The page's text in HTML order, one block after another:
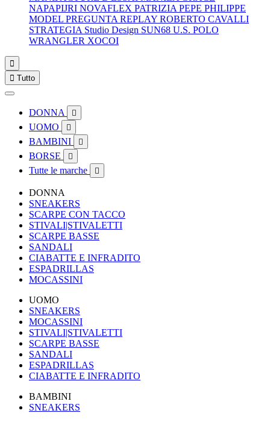
NAPAPIJRI NOVAFLEX PATRIZIA PEPE PHILIPPE
MODEL PREGUNTA REPLAY ROBERTO CAVALLI
STRATEGIA Studio Design SUN68 U.S. POLO
WRANGLER XOCOI

 Tutto
DONNA 
UOMO 
BAMBINI 
BORSE 
Tutte le marche 
DONNA
SNEAKERS
SCARPE CON TACCO
STIVALI|STIVALETTI
SCARPE BASSE
SANDALI
CIABATTE E INFRADITO
ESPADRILLAS
MOCASSINI
UOMO
SNEAKERS
MOCASSINI
STIVALI|STIVALETTI
SCARPE BASSE
SANDALI
ESPADRILLAS
CIABATTE E INFRADITO
BAMBINI
SNEAKERS